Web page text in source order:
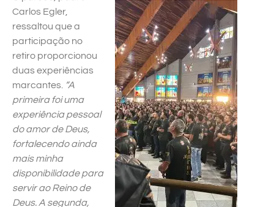
Carlos Egler,
ressaltou que a
participação no
retiro proporcionou
duas experiências
marcantes. “A
primeira foi uma
experiência pessoal
do amor de Deus,
fortalecendo ainda
mais minha
disponibilidade para
servir ao Reino de
Deus. A segunda,